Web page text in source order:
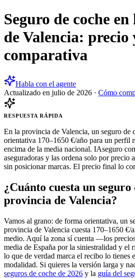
Seguro de coche
de Valencia: precio
comparativa
Habla con el agente
Actualizado en julio de 2026 · Cómo
RESPUESTA RÁPIDA
En la provincia de Valencia, un seguro de
orientativa 170–1650 €/año para un perfil
encima de la media nacional. IAseguro
aseguradoras y las ordena solo por precio
sin posicionar marcas. El precio final lo
¿Cuánto cuesta un seguro
provincia de Valencia?
Vamos al grano: de forma orientativa, un
provincia de Valencia cuesta 170–1650 €/
medio. Aquí la zona sí cuenta —los
media de España por la siniestralidad y
lo que de verdad marca el recibo lo tienes
modalidad. Si quieres la versión larga y
seguros de coche de 2026 y la guía del